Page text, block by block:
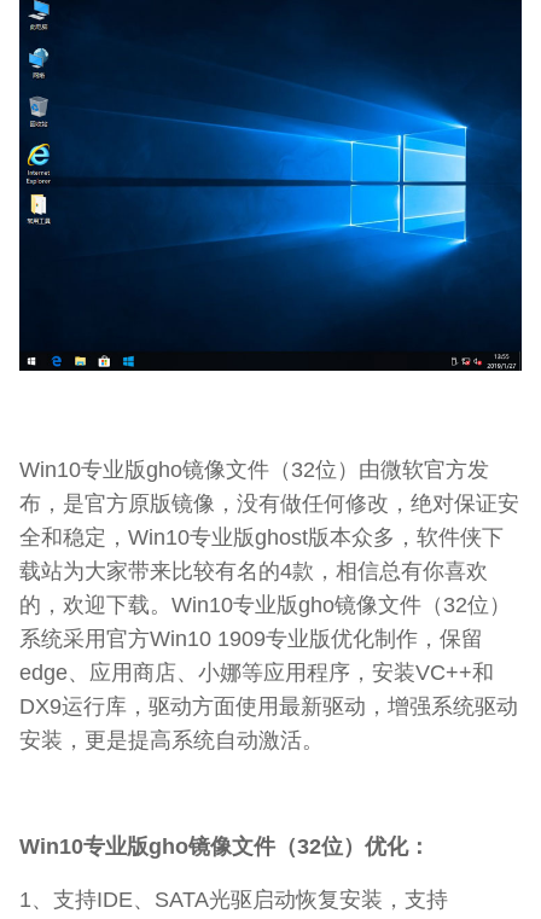
Win10专业版gho镜像文件（32位）由微软官方发
布，是官方原版镜像，没有做任何修改，绝对保证安
全和稳定，Win10专业版ghost版本众多，软件侠下
载站为大家带来比较有名的4款，相信总有你喜欢
的，欢迎下载。Win10专业版gho镜像文件（32位）
系统采用官方Win10 1909专业版优化制作，保留
edge、应用商店、小娜等应用程序，安装VC++和
DX9运行库，驱动方面使用最新驱动，增强系统驱动
安装，更是提高系统自动激活。
Win10专业版gho镜像文件（32位）优化：
1、支持IDE、SATA光驱启动恢复安装，支持